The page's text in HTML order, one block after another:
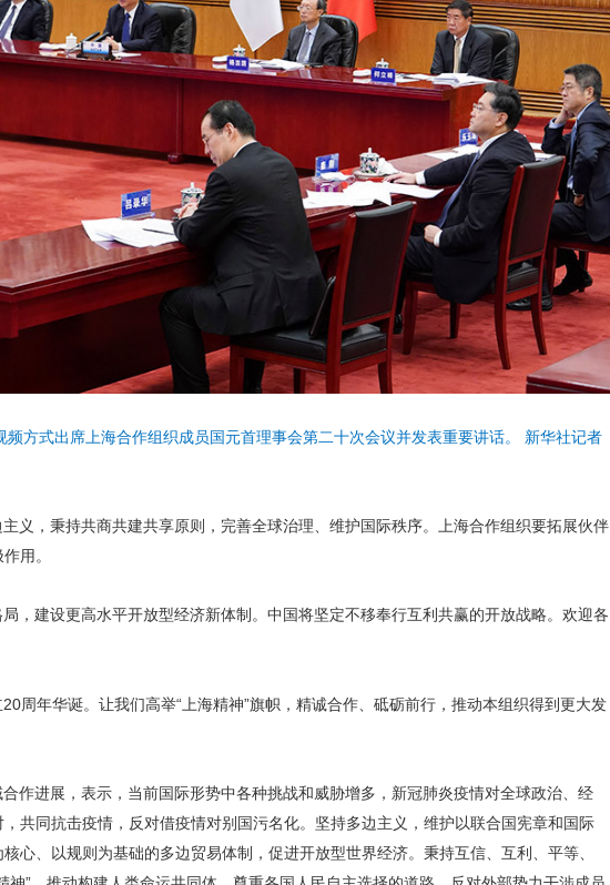
方式出席上海合作组织成员国元首理事会第二十次会议并发表重要讲话。 新华社记者
义，秉持共商共建共享原则，完善全球治理、维护国际秩序。上海合作组织要拓展伙伴
用。
，建设更高水平开放型经济新体制。中国将坚定不移奉行互利共赢的开放战略。欢迎各
周年华诞。让我们高举“上海精神”旗帜，精诚合作、砥砺前行，推动本组织得到更大发
作进展，表示，当前国际形势中各种挑战和威胁增多，新冠肺炎疫情对全球政治、经
共同抗击疫情，反对借疫情对别国污名化。坚持多边主义，维护以联合国宪章和国际
心、以规则为基础的多边贸易体制，促进开放型世界经济。秉持互信、互利、平等、